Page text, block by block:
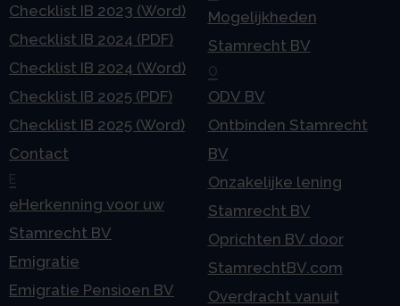
Checklist IB 2023 (Word)
Checklist IB 2024 (PDF)
Checklist IB 2024 (Word)
Checklist IB 2025 (PDF)
Checklist IB 2025 (Word)
Contact
E
eHerkenning voor uw
Stamrecht BV
Emigratie
Emigratie Pensioen BV
Mogelijkheden
Stamrecht BV
O
ODV BV
Ontbinden Stamrecht
BV
Onzakelijke lening
Stamrecht BV
Oprichten BV door
StamrechtBV.com
Overdracht vanuit